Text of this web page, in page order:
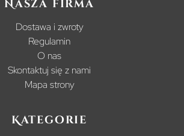
Nasza firma
Dostawa i zwroty
Regulamin
O nas
Skontaktuj się z nami
Mapa strony
Kategorie